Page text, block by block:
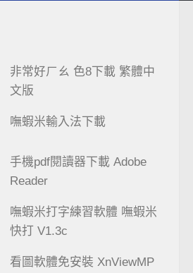
非常好ㄏㄠ 色8下載 繁體中
文版
嘸蝦米輸入法下載
手機pdf閱讀器下載 Adobe
Reader
嘸蝦米打字練習軟體 嘸蝦米
快打 V1.3c
看圖軟體免安裝 XnViewMP